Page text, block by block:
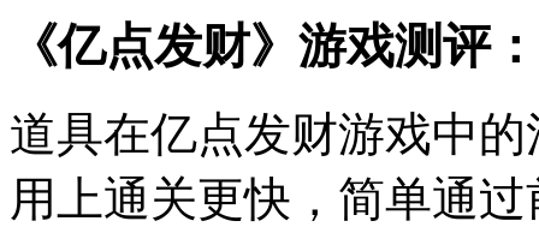
《亿点发财》游戏测评：
道具在亿点发财游戏中
用上通关更快，简单通